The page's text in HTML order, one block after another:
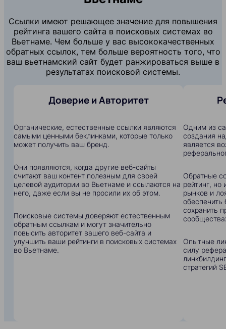
Ссылки имеют решающее значение для повышения
рейтинга вашего сайта в поисковых системах во
Вьетнаме. Чем больше у вас высококачественных
обратных ссылок, тем больше вероятность того, что
ваш вьетнамский сайт будет ранжироваться выше в
результатах поисковой системы.
Доверие и Авторитет
Органические, естественные ссылки являются
самыми ценными беклинками, которые только
может получить ваш бренд.
Они появляются, когда другие веб-сайты
считают ваш контент полезным для своей
целевой аудитории во Вьетнаме и ссылаются на
него, даже если вы не просили их об этом.
Поисковые системы доверяют естественным
обратным ссылкам и могут значительно
повысить авторитет вашего веб-сайта и
улучшить ваши рейтинги в поисковых системах
во Вьетнаме.
Одним из
создания
является
Обратные
рейтинг,
рынков и
сохранить
Опытные
силу
стратегий